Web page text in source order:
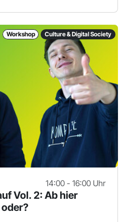
Workshop Culture & Digital Society
14:00 - 16:00 Uhr
Vol. 2: Ab hier